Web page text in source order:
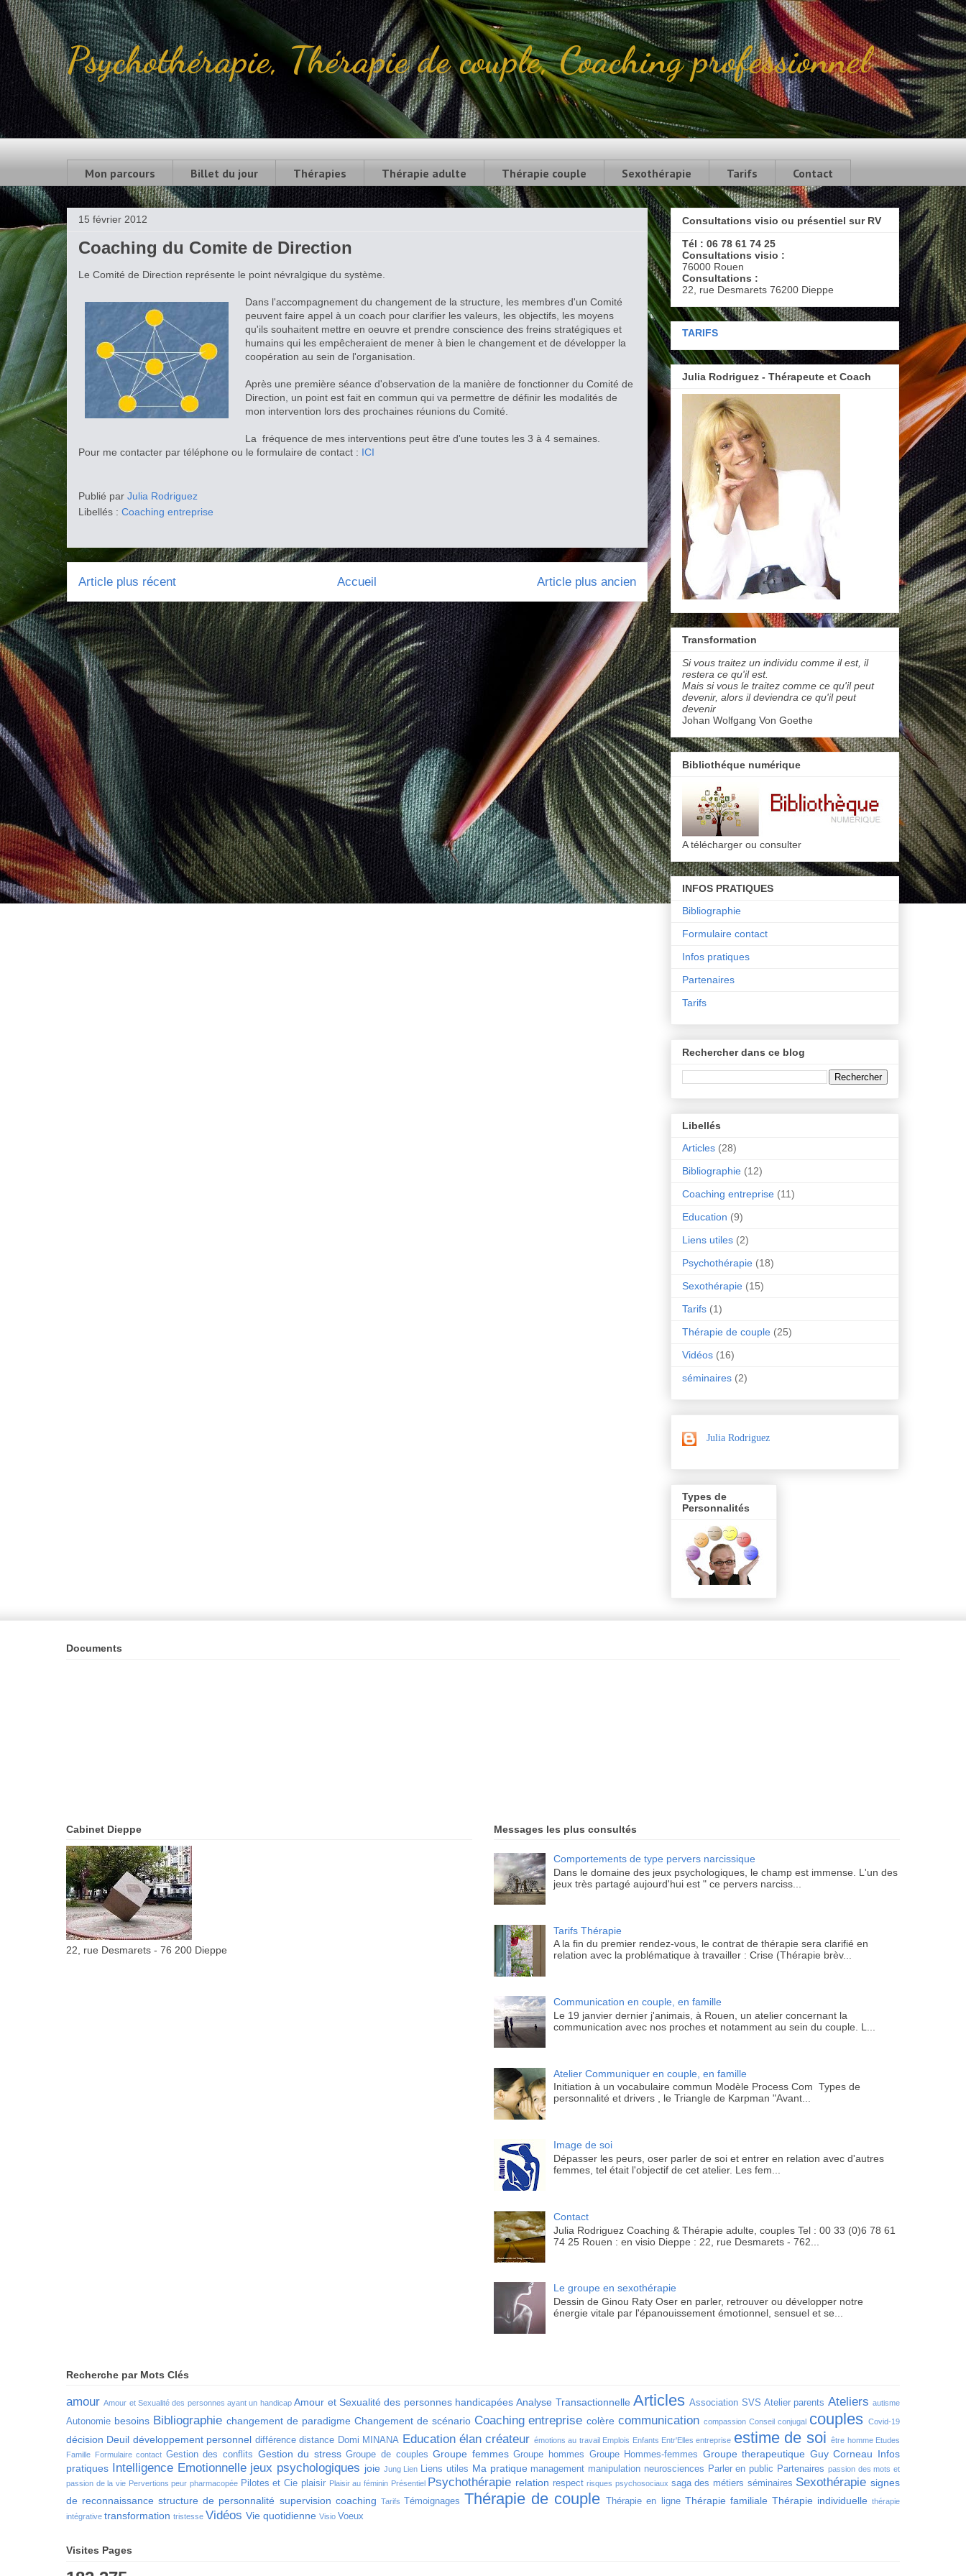
Psychothérapie, Thérapie de couple, Coaching professionnel
Spécialiste en thérapie de couple en présentiel ou distanciel - Psychothérapie individuelle ou familiale. Coaching professionnel -
22, rue Desmarets à Dieppe - Rouen Tél.06 78 61 74 25
Mon parcours Billet du jour Thérapies Thérapie adulte Thérapie couple Sexothérapie Tarifs Contact
15 février 2012
Coaching du Comite de Direction
Le Comité de Direction représente le point névralgique du système.
Dans l'accompagnement du changement de la structure, les membres d'un Comité
peuvent faire appel à un coach pour clarifier les valeurs, les objectifs, les moyens
qu'ils souhaitent mettre en oeuvre et prendre conscience des freins stratégiques et
humains qui les empêcheraient de mener à bien le changement et de développer la
coopération au sein de l'organisation.
Après une première séance d'observation de la manière de fonctionner du Comité de
Direction, un point est fait en commun qui va permettre de définir les modalités de
mon intervention lors des prochaines réunions du Comité.
La fréquence de mes interventions peut être d'une toutes les 3 à 4 semaines.
Pour me contacter par téléphone ou le formulaire de contact : ICI
Publié par Julia Rodriguez
Libellés : Coaching entreprise
Article plus récent Article plus ancien
Accueil
Consultations visio ou présentiel sur RV
Tél : 06 78 61 74 25
Consultations visio :
76000 Rouen
Consultations :
22, rue Desmarets 76200 Dieppe
TARIFS
Julia Rodriguez - Thérapeute et Coach
Transformation
Si vous traitez un individu comme il est, il
restera ce qu'il est.
Mais si vous le traitez comme ce qu'il peut
devenir, alors il deviendra ce qu'il peut
devenir
Johan Wolfgang Von Goethe
Bibliothéque numérique
A télécharger ou consulter
INFOS PRATIQUES
Bibliographie
Formulaire contact
Infos pratiques
Partenaires
Tarifs
Rechercher dans ce blog
Libellés
Articles (28)
Bibliographie (12)
Coaching entreprise (11)
Education (9)
Liens utiles (2)
Psychothérapie (18)
Sexothérapie (15)
Tarifs (1)
Thérapie de couple (25)
Vidéos (16)
séminaires (2)
Julia Rodriguez
Types de
Personnalités
Documents
Cabinet Dieppe
22, rue Desmarets - 76 200 Dieppe
Messages les plus consultés
Comportements de type pervers narcissique
Dans le domaine des jeux psychologiques, le champ est immense. L'un des
jeux très partagé aujourd'hui est " ce pervers narciss...
Tarifs Thérapie
A la fin du premier rendez-vous, le contrat de thérapie sera clarifié en
relation avec la problématique à travailler : Crise (Thérapie brèv...
Communication en couple, en famille
Le 19 janvier dernier j'animais, à Rouen, un atelier concernant la
communication avec nos proches et notamment au sein du couple. L...
Atelier Communiquer en couple, en famille
Initiation à un vocabulaire commun Modèle Process Com Types de
personnalité et drivers , le Triangle de Karpman "Avant...
Image de soi
Dépasser les peurs, oser parler de soi et entrer en relation avec d'autres
femmes, tel était l'objectif de cet atelier. Les fem...
Contact
Julia Rodriguez Coaching & Thérapie adulte, couples Tel : 00 33 (0)6 78 61
74 25 Rouen : en visio Dieppe : 22, rue Desmarets - 762...
Le groupe en sexothérapie
Dessin de Ginou Raty Oser en parler, retrouver ou développer notre
énergie vitale par l'épanouissement émotionnel, sensuel et se...
Recherche par Mots Clés
amour Amour et Sexualité des personnes ayant un handicap Amour et Sexualité des personnes handicapées Analyse Transactionnelle Articles Association SVS Atelier parents Ateliers autisme
Autonomie besoins Bibliographie changement de paradigme Changement de scénario Coaching entreprise colère communication compassion Conseil conjugal couples Covid-19
décision Deuil développement personnel différence distance Domi MINANA Education élan créateur émotions au travail Emplois Enfants Entr'Elles entreprise estime de soi être homme Etudes
Famille Formulaire contact Gestion des conflits Gestion du stress Groupe de couples Groupe femmes Groupe hommes Groupe Hommes-femmes Groupe therapeutique Guy Corneau Infos
pratiques Intelligence Emotionnelle jeux psychologiques joie Jung Lien Liens utiles Ma pratique management manipulation neurosciences Parler en public Partenaires passion des mots et
passion de la vie Pervertions peur pharmacopée Pilotes et Cie plaisir Plaisir au féminin Présentiel Psychothérapie relation respect risques psychosociaux saga des métiers séminaires Sexothérapie signes
de reconnaissance structure de personnalité supervision coaching Tarifs Témoignages Thérapie de couple Thérapie en ligne Thérapie familiale Thérapie individuelle thérapie
intégrative transformation tristesse Vidéos Vie quotidienne Visio Voeux
Visites Pages